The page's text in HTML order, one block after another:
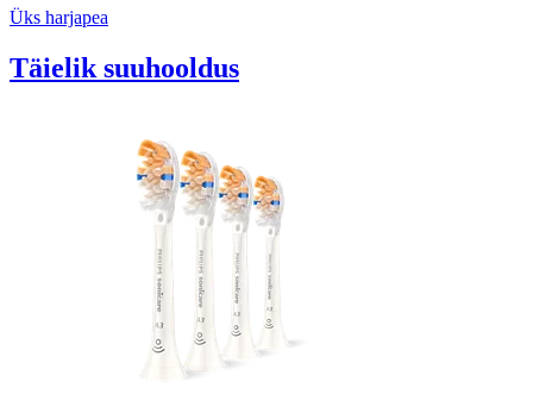
Üks harjapea
Täielik suuhooldus